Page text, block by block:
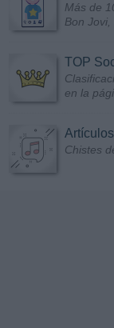
Más de
Bon Jovi,
TOP
en la
Chistes